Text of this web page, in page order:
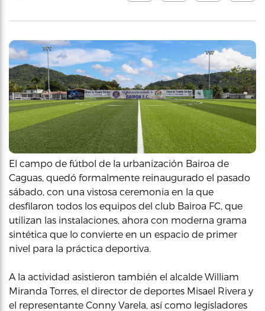
El campo de fútbol de la urbanización Bairoa de
Caguas, quedó formalmente reinaugurado el pasado
sábado, con una vistosa ceremonia en la que
desfilaron todos los equipos del club Bairoa FC, que
utilizan las instalaciones, ahora con moderna grama
sintética que lo convierte en un espacio de primer
nivel para la práctica deportiva.
A la actividad asistieron también el alcalde William
Miranda Torres, el director de deportes Misael Rivera y
el representante Conny Varela, así como legisladores